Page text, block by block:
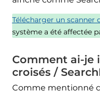
Télécharger un scanner
système a été affectée
Comment ai-je
croisés /
Comme mentionné